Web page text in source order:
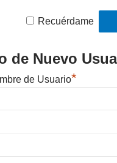
Recuérdame
de Nuevo
de Usuario*